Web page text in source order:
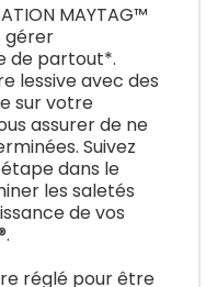
MAYTAG™
gérer
de partout*.
lessive avec des
sur votre
assurer de ne
Suivez
dans le
les saletés
de vos
réglé pour être